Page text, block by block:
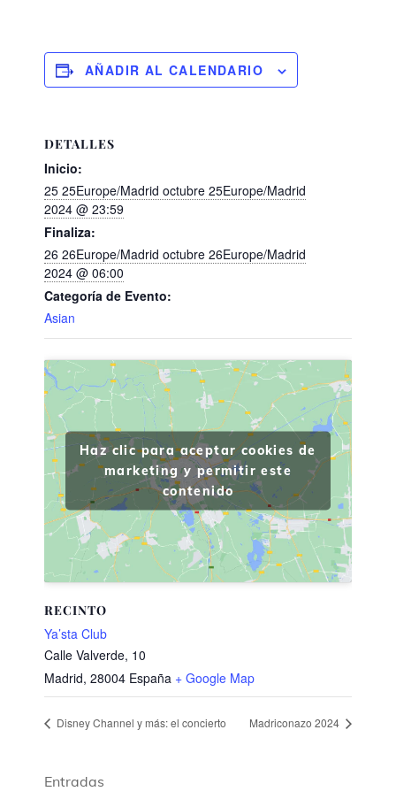
AÑADIR AL CALENDARIO
DETALLES
Inicio:
25 25Europe/Madrid octubre 25Europe/Madrid
2024 @ 23:59
Finaliza:
26 26Europe/Madrid octubre 26Europe/Madrid
2024 @ 06:00
Categoría de Evento:
Asian
RECINTO
Ya’sta Club
Calle Valverde, 10
Madrid, 28004 España + Google Map
Haz clic para aceptar cookies de
marketing y permitir este
contenido
Disney Channel y más: el concierto Madriconazo 2024
Entradas